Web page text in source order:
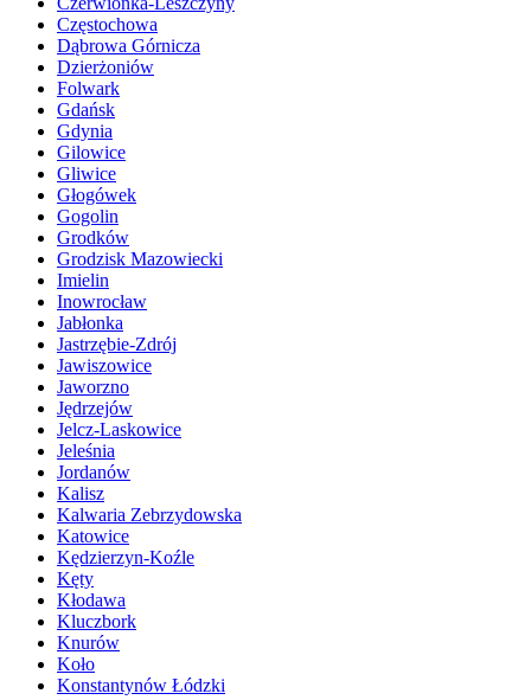
Częstochowa
Dąbrowa Górnicza
Dzierżoniów
Folwark
Gdańsk
Gdynia
Gilowice
Gliwice
Głogówek
Gogolin
Grodków
Grodzisk Mazowiecki
Imielin
Inowrocław
Jabłonka
Jastrzębie-Zdrój
Jawiszowice
Jaworzno
Jędrzejów
Jelcz-Laskowice
Jeleśnia
Jordanów
Kalisz
Kalwaria Zebrzydowska
Katowice
Kędzierzyn-Koźle
Kęty
Kłodawa
Kluczbork
Knurów
Koło
Konstantynów Łódzki